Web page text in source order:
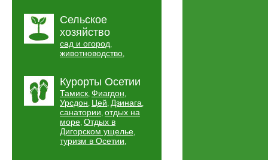
Сельское
хозяйство
сад и огород,
животноводство,
Курорты Осетии
Тамиск, Фиагдон,
Урсдон, Цей, Дзинага,
санатории, отдых на
море, Отдых в
Дигорском ущелье,
туризм в Осетии,